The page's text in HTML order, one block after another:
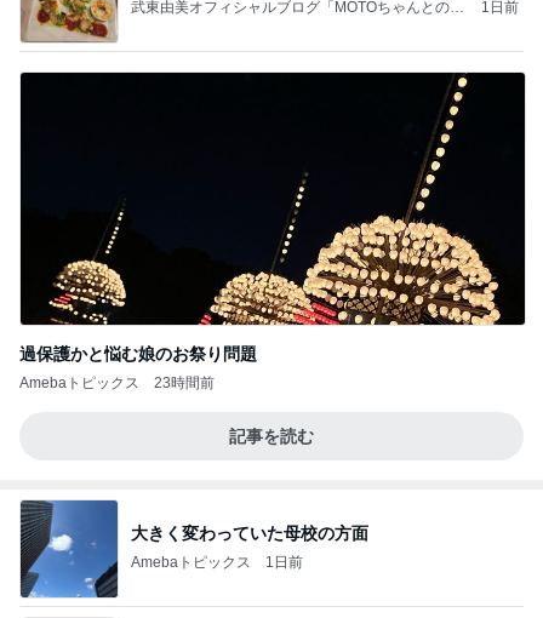
武東由美オフィシャルブログ「MOTOちゃんとのは
1日前
過保護かと悩む娘のお祭り問題
Amebaトピックス 23時間前
記事を読む
大きく変わっていた母校の方面
Amebaトピックス 1日前